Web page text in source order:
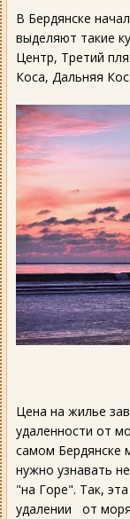
В Бердянске
выделяют такие
Центр, Третий
Коса, Дальняя
Цена на жилье
удаленности от
самом Бердянске
нужно узнавать
"на Горе". Так,
удалении от